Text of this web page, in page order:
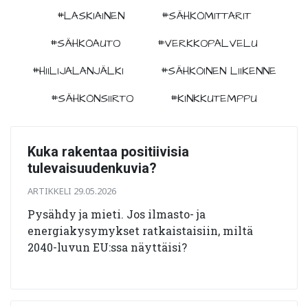
#LASKIAINEN
#SÄHKÖMITTARIT
#SÄHKÖAUTO
#VERKKOPALVELU
#HIILIJALANJÄLKI
#SÄHKÖINEN LIIKENNE
#SÄHKÖNSIIRTO
#KINKKUTEMPPU
Kuka rakentaa positiivisia
tulevaisuudenkuvia?
ARTIKKELI 29.05.2026
Pysähdy ja mieti. Jos ilmasto- ja
energiakysymykset ratkaistaisiin, miltä
2040-luvun EU:ssa näyttäisi?